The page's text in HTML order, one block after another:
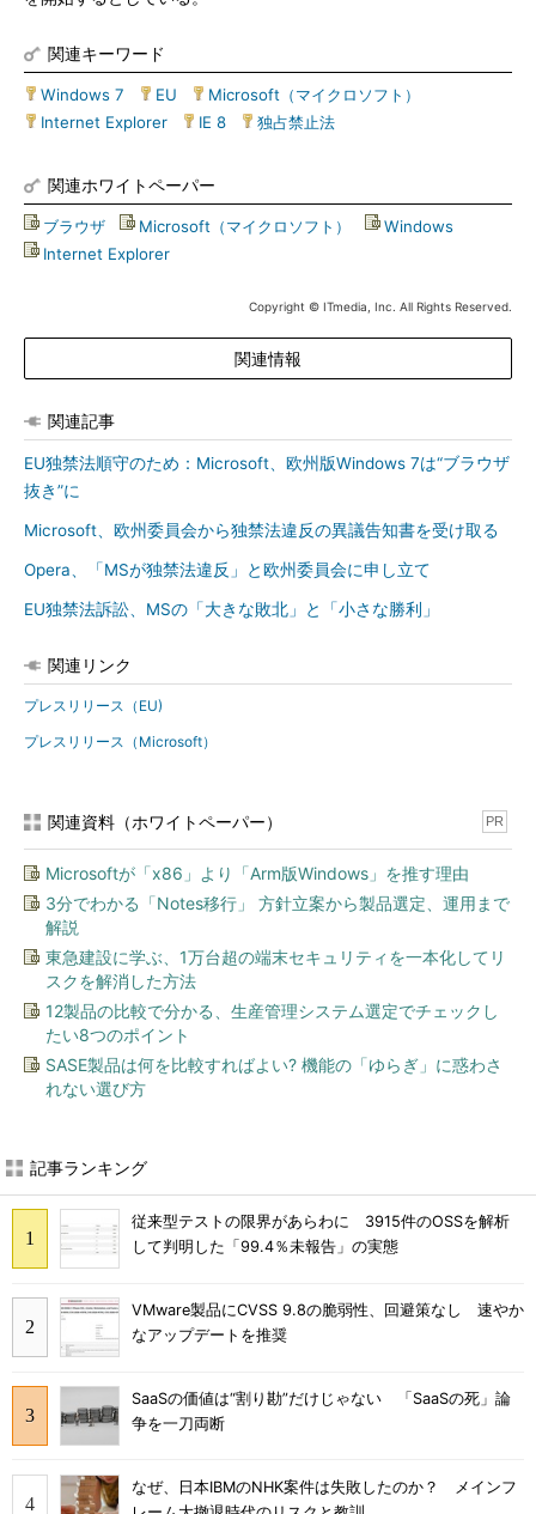
関連キーワード
Windows 7 EU Microsoft（マイクロソフト）
Internet Explorer
IE 8 独占禁止法
関連ホワイトペーパー
ブラウザ Microsoft（マイクロソフト） Windows
Internet Explorer
Copyright © ITmedia, Inc. All Rights Reserved.
関連情報
関連記事
EU独禁法順守のため：Microsoft、欧州版Windows 7は“ブラウザ
抜き”に
Microsoft、欧州委員会から独禁法違反の異議告知書を受け取る
Opera、「MSが独禁法違反」と欧州委員会に申し立て
EU独禁法訴訟、MSの「大きな敗北」と「小さな勝利」
関連リンク
プレスリリース（EU)
プレスリリース（Microsoft）
関連資料（ホワイトペーパー） PR
Microsoftが「x86」より「Arm版Windows」を推す理由
3分でわかる「Notes移行」 方針立案から製品選定、運用まで
解説
東急建設に学ぶ、1万台超の端末セキュリティを一本化してリ
スクを解消した方法
12製品の比較で分かる、生産管理システム選定でチェックし
たい8つのポイント
SASE製品は何を比較すればよい? 機能の「ゆらぎ」に惑わさ
れない選び方
記事ランキング
従来型テストの限界があらわに 3915件のOSSを解析
して判明した「99.4％未報告」の実態
VMware製品にCVSS 9.8の脆弱性、回避策なし 速やか
なアップデートを推奨
SaaSの価値は“割り勘”だけじゃない 「SaaSの死」論
争を一刀両断
なぜ、日本IBMのNHK案件は失敗したのか？ メインフ